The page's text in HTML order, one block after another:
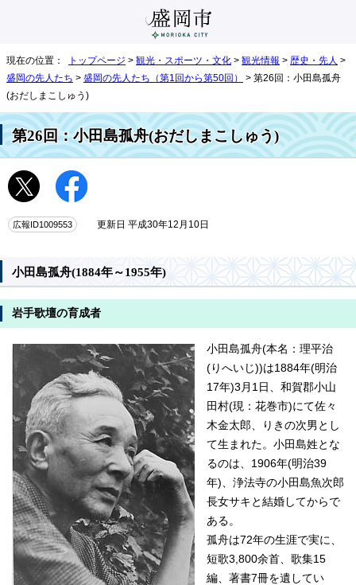
現在の位置： トップページ > 観光・スポーツ・文化 > 観光情報 > 歴史・先人 >
盛岡の先人たち > 盛岡の先人たち（第1回から第50回）
> 第26回：小田島孤舟
(おだしまこしゅう)
第26回：小田島孤舟(おだしまこしゅう)
広報ID1009553 更新日 平成30年12月10日
小田島孤舟(1884年～1955年)
岩手歌壇の育成者
小田島孤舟(本名：理平治
(りへいじ))は1884年(明治
17年)3月1日、和賀郡小山
田村(現：花巻市)にて佐々
木金太郎、りきの次男とし
て生まれた。小田島姓とな
るのは、1906年(明治39
年)、浄法寺の小田島魚次郎
長女サキと結婚してからで
ある。
孤舟は72年の生涯で実に、
短歌3,800余首、歌集15
編、著書7冊を遺してい